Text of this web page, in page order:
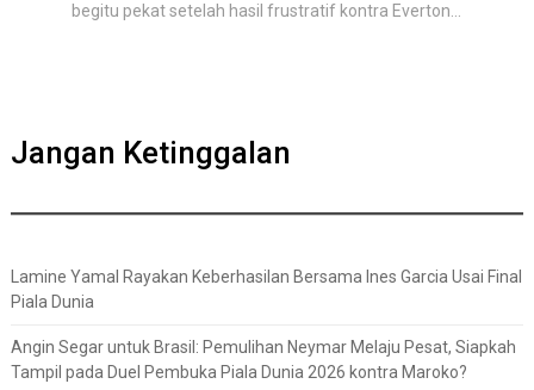
begitu pekat setelah hasil frustratif kontra Everton...
Jangan Ketinggalan
Lamine Yamal Rayakan Keberhasilan Bersama Ines Garcia Usai Final
Piala Dunia
Angin Segar untuk Brasil: Pemulihan Neymar Melaju Pesat, Siapkah
Tampil pada Duel Pembuka Piala Dunia 2026 kontra Maroko?